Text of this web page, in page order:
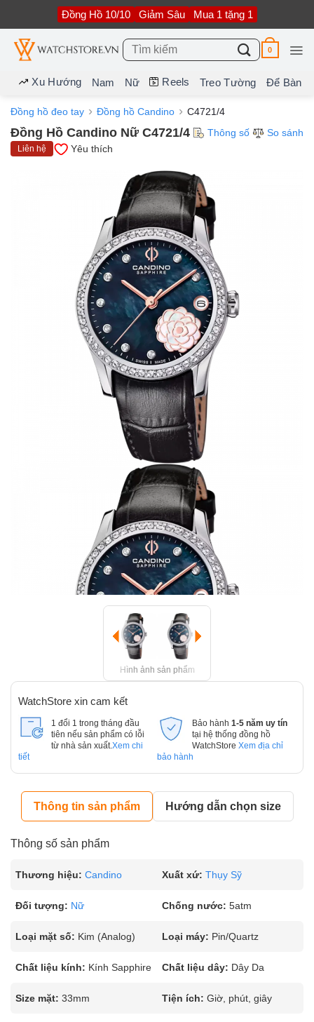
nội
dung
Đồng Hồ 10/10 Giảm Sâu Mua 1 tặng 1
Tìm
kiếm:
0
Xu Hướng Nam Nữ Reels Treo Tường Để Bàn
Đồng hồ đeo tay Đồng hồ Candino C4721/4
Đồng Hồ Candino Nữ C4721/4 Thông số So sánh
Liên hệ Yêu thích
Hình ảnh sản phẩm
WatchStore xin cam kết
1 đổi 1 trong tháng đầu
tiên nếu sản phẩm có lỗi
từ nhà sản xuất. Xem chi
tiết
Bảo hành 1-5 năm uy tín
tại hệ thống đồng hồ
WatchStore Xem địa chỉ
bảo hành
Thông tin sản phẩm Hướng dẫn chọn size
Thông số sản phẩm
Thương hiệu: Candino Xuất xứ: Thụy Sỹ
Đối tượng: Nữ Chống nước: 5atm
Loại mặt số: Kim (Analog) Loại máy: Pin/Quartz
Chất liệu kính: Kính Sapphire Chất liệu dây: Dây Da
Size mặt: 33mm Tiện ích: Giờ, phút, giây